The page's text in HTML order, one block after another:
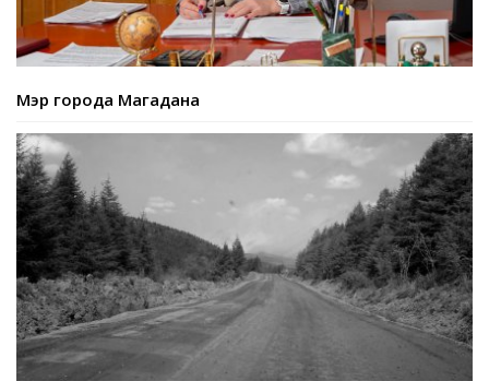
Мэр города Магадана